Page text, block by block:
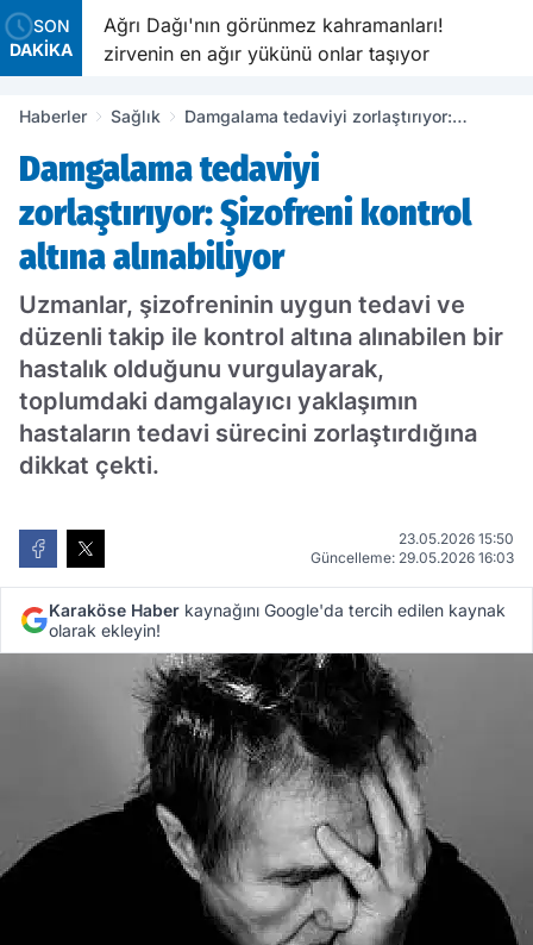
SON
DAKİKA
arada
Ağrı Dağı'nın görünmez kahramanları!
zirvenin en ağır yükünü onlar taşıyor
Haberler Sağlık
Damgalama tedaviyi zorlaştırıyor:
Damgalama tedaviyi
zorlaştırıyor: Şizofreni kontrol
altına alınabiliyor
Uzmanlar, şizofreninin uygun tedavi ve
düzenli takip ile kontrol altına alınabilen bir
hastalık olduğunu vurgulayarak,
toplumdaki damgalayıcı yaklaşımın
hastaların tedavi sürecini zorlaştırdığına
dikkat çekti.
23.05.2026 15:50
Güncelleme: 29.05.2026 16:03
Karaköse Haber kaynağını Google'da tercih edilen kaynak
olarak ekleyin!